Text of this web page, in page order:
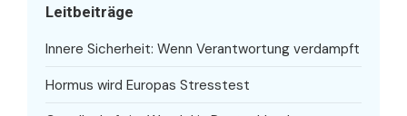
Leitbeiträge
Innere Sicherheit: Wenn Verantwortung verdampft
Hormus wird Europas Stresstest